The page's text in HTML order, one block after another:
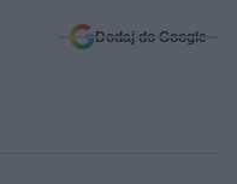
Dodaj do Google